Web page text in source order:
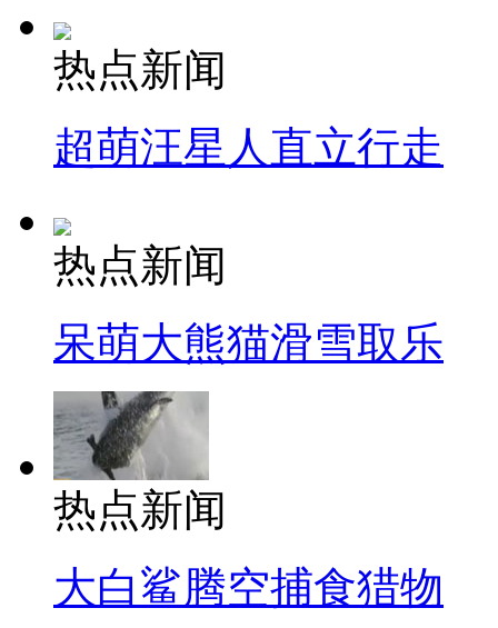
热点新闻
超萌汪星人直立行走
热点新闻
呆萌大熊猫滑雪取乐
热点新闻
大白鲨腾空捕食猎物